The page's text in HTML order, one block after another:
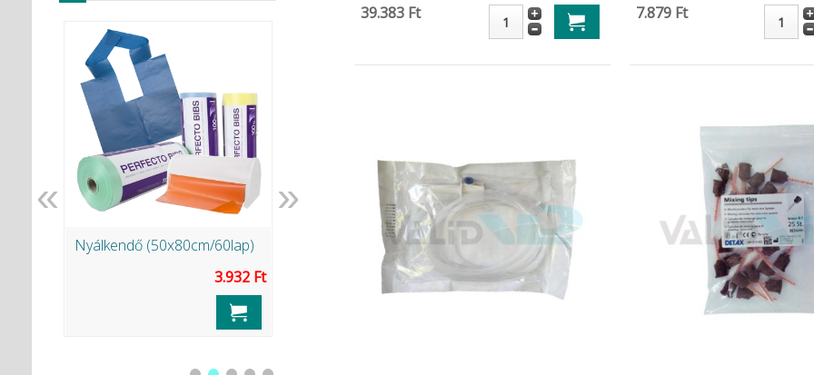
39.383 Ft 7.879 Ft
Nyálkendő (50x80cm/60lap)
3.932 Ft
4.826 Ft
Single Bond universal ...
Műanyag
(100db)
« »